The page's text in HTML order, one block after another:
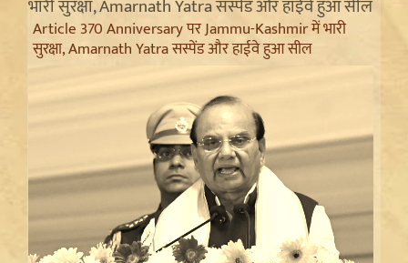
Article 370 Anniversary पर Jammu-Kashmir में भारी
सुरक्षा, Amarnath Yatra सस्पेंड और हाईवे हुआ सील